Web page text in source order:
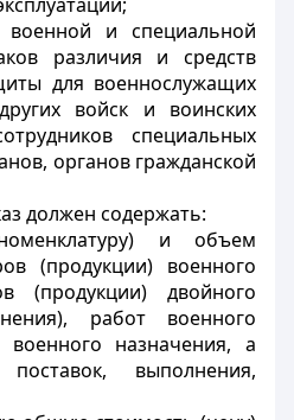
военной и специальной
различия и средств
для военнослужащих
войск и воинских
специальных
органов гражданской
должен содержать:
и объем
(продукции) военного
(продукции) двойного
работ военного
военного назначения, а
выполнения,